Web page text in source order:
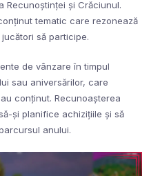
Recunoștinței și Crăciunul.
tematic care rezonează
să participe.
de vânzare în timpul
sau aniversărilor, care
conținut. Recunoașterea
și planifice achizițiile și să
anului.